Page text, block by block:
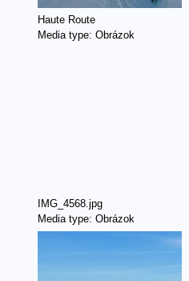
Haute Route
Media type: Obrázok
IMG_4568.jpg
Media type: Obrázok